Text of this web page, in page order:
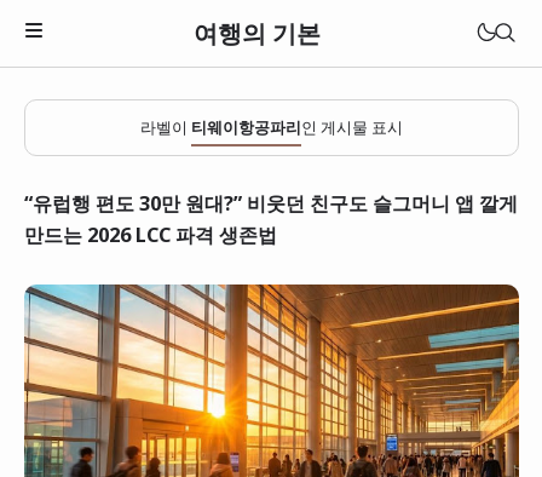
여행의 기본
일본
라벨이 티웨이항공파리인 게시물 표시
“유럽행 편도 30만 원대?” 비웃던 친구도 슬그머니 앱 깔게
만드는 2026 LCC 파격 생존법